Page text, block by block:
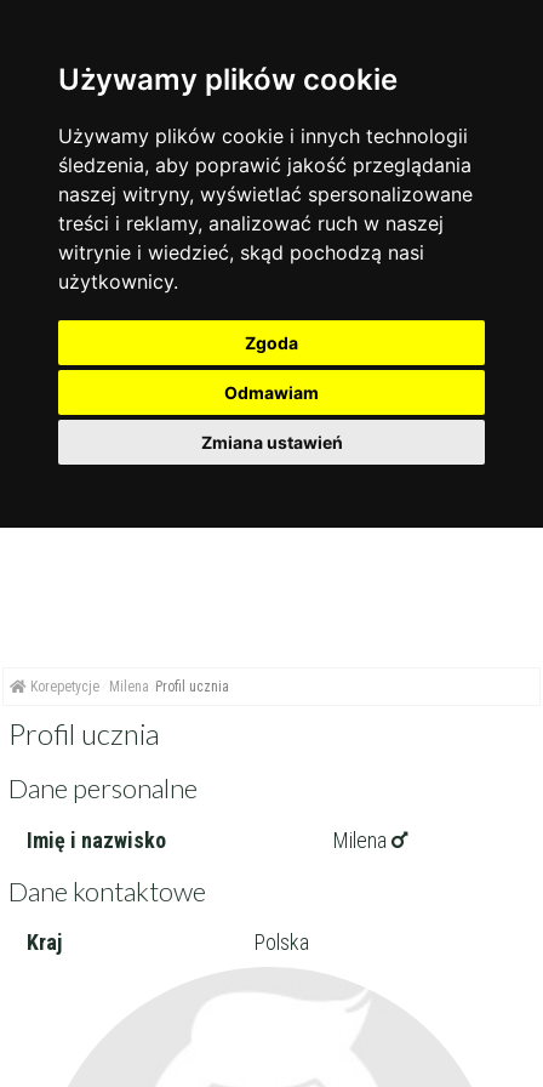
Używamy plików cookie
Używamy plików cookie i innych technologii
śledzenia, aby poprawić jakość przeglądania
naszej witryny, wyświetlać spersonalizowane
treści i reklamy, analizować ruch w naszej
witrynie i wiedzieć, skąd pochodzą nasi
użytkownicy.
Zgoda
Odmawiam
Zmiana ustawień
Język angielski 13744
Matematyka 12928
Chemia 4886
Język niemiecki 4307
Język polski 3426
Fizyka
Język francuski
Warszawa
Korepetycje
Online
14837
Kraków 7753
Wrocław
Łódź 3513
Gdańsk 2075
zakres dni
Wtorek
Środa
Czwartek
Piątek
Sobota
Niedziela
więcej filtrów Filtruj
Korepetycje Milena Profil ucznia
Profil ucznia
Dane personalne
Imię i nazwisko Milena
Dane kontaktowe
Kraj Polska